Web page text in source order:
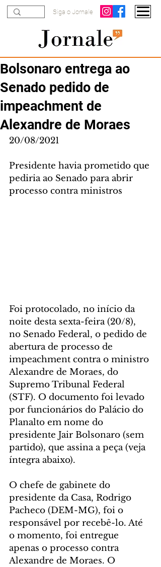
Siga o Jornale
Bolsonaro entrega ao
Senado pedido de
impeachment de
Alexandre de Moraes
20/08/2021
Presidente havia prometido que
pediria ao Senado para abrir
processo contra ministros
Foi protocolado, no início da
noite desta sexta-feira (20/8),
no Senado Federal, o pedido de
abertura de processo de
impeachment contra o ministro
Alexandre de Moraes, do
Supremo Tribunal Federal
(STF). O documento foi levado
por funcionários do Palácio do
Planalto em nome do
presidente Jair Bolsonaro (sem
partido), que assina a peça (veja
íntegra abaixo).
O chefe de gabinete do
presidente da Casa, Rodrigo
Pacheco (DEM-MG), foi o
responsável por recebê-lo. Até
o momento, foi entregue
apenas o processo contra
Alexandre de Moraes. O